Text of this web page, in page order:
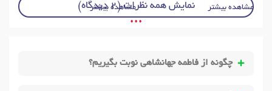
مشاهده بیشتر مشاهده بیشترنمایش همه نظرات (2 دیدگاه)
• • •
چگونه از فاطمه جهانشاهی نوبت بگیریم؟